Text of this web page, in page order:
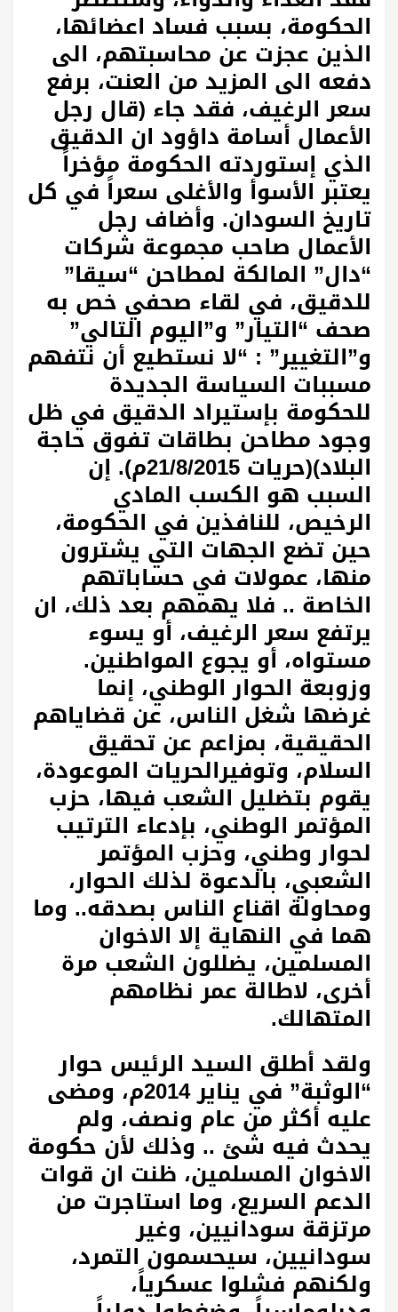
الحكومة، بسبب فساد اعضائها،
الذين عجزت عن محاسبتهم، الى
دفعه الى المزيد من العنت، برفع
سعر الرغيف، فقد جاء (قال رجل
الأعمال أسامة داؤود ان الدقيق
الذي إستوردته الحكومة مؤخراً
يعتبر الأسوأ والأغلى سعراً في كل
تاريخ السودان. وأضاف رجل
الأعمال صاحب مجموعة شركات
“دال” المالكة لمطاحن “سيقا”
للدقيق، في لقاء صحفي خص به
صحف “التيار” و”اليوم التالي”
و”التغيير” : “لا نستطيع أن نتفهم
مسببات السياسة الجديدة
للحكومة بإستيراد الدقيق في ظل
وجود مطاحن بطاقات تفوق حاجة
البلاد)(حريات 21/8/2015م). إن
السبب هو الكسب المادي
الرخيص، للنافذين في الحكومة،
حين تضع الجهات التي يشترون
منها، عمولات في حساباتهم
الخاصة .. فلا يهمهم بعد ذلك، ان
يرتفع سعر الرغيف، أو يسوء
مستواه، أو يجوع المواطنين.
وزوبعة الحوار الوطني، إنما
غرضها شغل الناس، عن قضاياهم
الحقيقية، بمزاعم عن تحقيق
السلام، وتوفيرالحريات الموعودة،
يقوم بتضليل الشعب فيها، حزب
المؤتمر الوطني، بإدعاء الترتيب
لحوار وطني، وحزب المؤتمر
الشعبي، بالدعوة لذلك الحوار،
ومحاولة اقناع الناس بصدقه.. وما
هما في النهاية إلا الاخوان
المسلمين، يضللون الشعب مرة
أخرى، لاطالة عمر نظامهم
المتهالك.
ولقد أطلق السيد الرئيس حوار
“الوثبة” في يناير 2014م، ومضى
عليه أكثر من عام ونصف، ولم
يحدث فيه شئ .. وذلك لأن حكومة
الاخوان المسلمين، ظنت ان قوات
الدعم السريع، وما استاجرت من
مرتزقة سودانيين، وغير
سودانيين، سيحسمون التمرد،
ولكنهم فشلوا عسكرياً،